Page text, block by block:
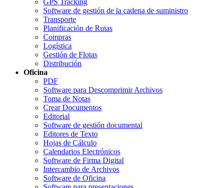
GPS Tracking
Software de gestión de la cadena de suministro
Transporte
Planificación de Rutas
Compras
Logística
Gestión de Flotas
Distribución
Oficina
PDF
Software para Descomprimir Archivos
Toma de Notas
Crear Documentos
Editorial
Software de gestión documental
Editores de Texto
Hojas de Cálculo
Calendarios Electrónicos
Software de Firma Digital
Intercambio de Archivos
Software de Oficina